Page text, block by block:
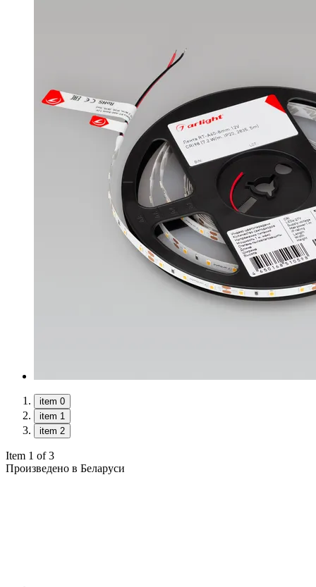
item 0
item 1
item 2
Item 1 of 3
Произведено в Беларуси